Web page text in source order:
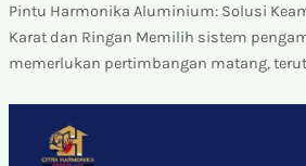
Pintu Harmonika Aluminium: Solusi
Karat dan Ringan Memilih sistem
memerlukan pertimbangan matang,